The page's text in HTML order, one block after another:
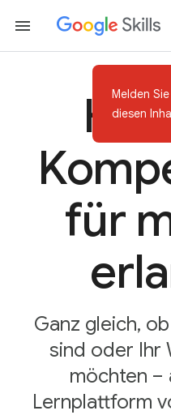
für
Ganz gleich,
sind oder Ihr
möchten –
Lernplattform
Melden
diesen